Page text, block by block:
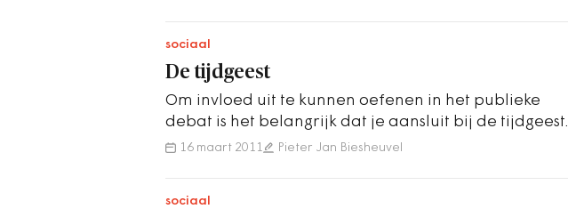
sociaal
De tijdgeest
Om invloed uit te kunnen oefenen in het publieke
debat is het belangrijk dat je aansluit bij de tijdgeest.
Anders loop je het risico…
16 maart 2011 Pieter Jan Biesheuvel
sociaal